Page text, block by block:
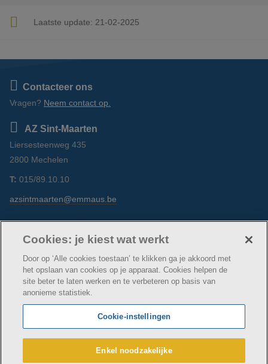
Laatste update: 21-02-2025
Contacteer ons
Vragen? Neem contact op.
AZ Sint-Maarten
Liersesteenweg 435
2800 Mechelen
T: 015/89.10.10
azsintmaarten@emmaus.be
sint-maarten/
© AZ Sint-Maarten
Cookie verklaring
Privacybeleid
Webtoegankelijkheidsverklaring
AZ Sint-Maarten maakt deel uit van
Maatschappelijke zetel Edgard Tinellaan 1c, 2800
Cookies: je kiest wat werkt
Door op ‘Alle cookies toestaan’ te klikken ga je akkoord met
het opslaan van cookies op je apparaat. Cookies helpen de
site beter te laten werken en te verbeteren op basis van
anonieme statistiek.
Cookie-instellingen
Enkel noodzakelijke